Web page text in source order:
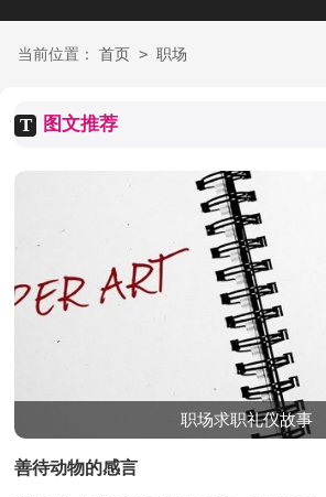
当前位置： 首页 > 职场
T 图文推荐
职场求职礼仪故事
善待动物的感言